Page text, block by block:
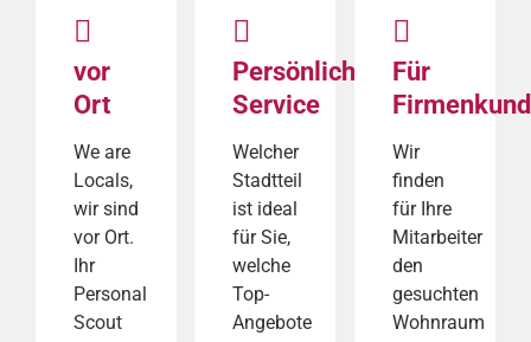
vor
Ort
We are
Locals,
wir sind
vor Ort.
Ihr
Personal
Scout
Persönlicher
Service
Welcher
Stadtteil
ist ideal
für Sie,
welche
Top-
Angebote
Für
Wir
finden
für Ihre
Mitarbeiter
den
gesuchten
Wohnraum